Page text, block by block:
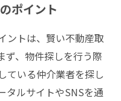
ポイント
ントは、賢い不動産取
ず、物件探しを行う際
ている仲介業者を探し
タルサイトやSNSを通